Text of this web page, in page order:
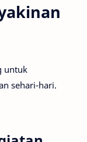
untuk
sehari-hari.